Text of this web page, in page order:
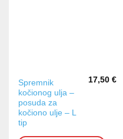
Spremnik
kočionog ulja –
posuda za
kočiono ulje – L
tip
17,50 €